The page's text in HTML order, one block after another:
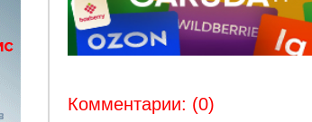
Комментарии: (0)